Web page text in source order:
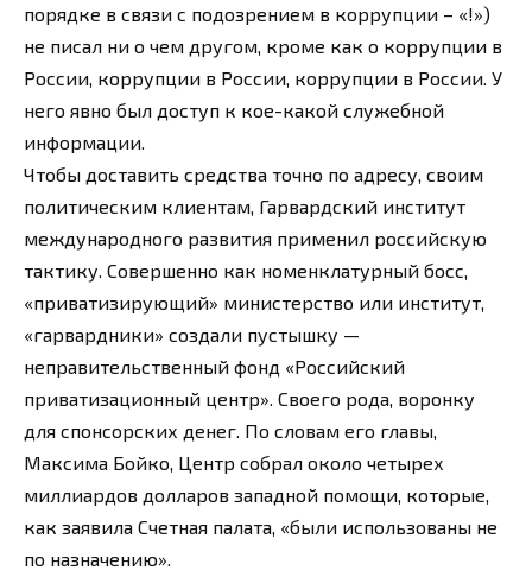
порядке в связи с подозрением в коррупции – «!»)
не писал ни о чем другом, кроме как о коррупции в
России, коррупции в России, коррупции в России. У
него явно был доступ к кое-какой служебной
информации.
Чтобы доставить средства точно по адресу, своим
политическим клиентам, Гарвардский институт
международного развития применил российскую
тактику. Совершенно как номенклатурный босс,
«приватизирующий» министерство или институт,
«гарвардники» создали пустышку —
неправительственный фонд «Российский
приватизационный центр». Своего рода, воронку
для спонсорских денег. По словам его главы,
Максима Бойко, Центр собрал около четырех
миллиардов долларов западной помощи, которые,
как заявила Счетная палата, «были использованы не
по назначению».